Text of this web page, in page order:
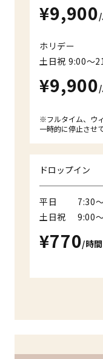
¥9,900
ホリデー
土日祝 9:00～
¥9,900
※フルタイム、ウ
一時的に停止させ
ドロップイン
平日
7:30
土日祝
9:00
¥770/時